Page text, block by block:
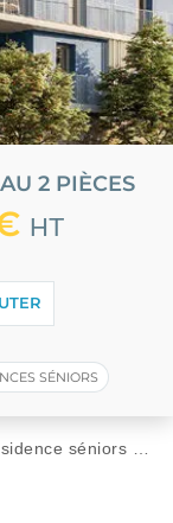
2 PIÈCES
HT
SÉNIORS
séniors Sereine